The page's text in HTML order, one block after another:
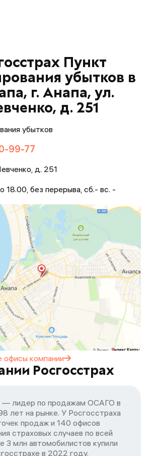
Пункт
убытков в
г. Анапа, ул.
д. 251
убытков
99-77
д. 251
18.00, без перерыва, сб.- вс. -
офисы компании
Росгосстрах
— лидер по продажам ОСАГО в
лет на рынке. У Росгосстраха
продаж и 140 офисов
страховых случаев по всей
3 млн автомобилистов купили
в 2022 году.